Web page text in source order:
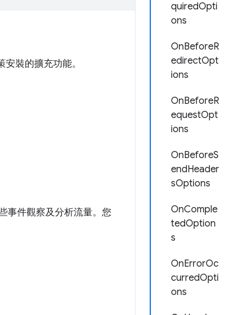
quiredOpti
ons
OnBeforeR
edirectOpt
ions
OnBeforeR
equestOpt
ions
OnBeforeS
endHeader
sOptions
OnComple
tedOption
s
OnErrorOc
curredOpti
ons
裝的擴充功能。
事件觀察及分析流量。您